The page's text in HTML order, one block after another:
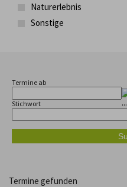
Naturerlebnis
Sonstige
Termine ab
Stichwort
Termine gefunden